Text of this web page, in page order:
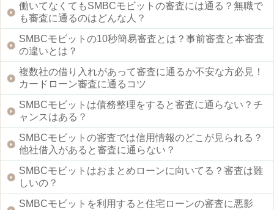
働いてなくてもSMBCモビットの審査には通る？無職で
も審査に通るのはどんな人？
SMBCモビットの10秒簡易審査とは？事前審査と本審査
の違いとは？
複数社の借り入れがあって審査に通るか不安な方必見！
カードローン審査に通るコツ
SMBCモビットは債務整理をすると審査に通らない？チ
ャンスはある？
SMBCモビットの審査では信用情報のどこが見られる？
他社借入があると審査に通らない？
SMBCモビットはおまとめローンに向いてる？審査は難
しいの？
SMBCモビットを利用すると住宅ローンの審査に悪影